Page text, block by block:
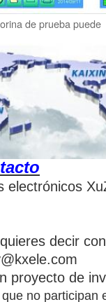
de prueba puede
electrónicos
decir
proyecto de
no